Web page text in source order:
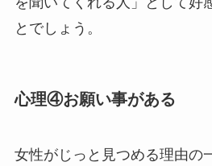
とでしょう。
心理④お願い事がある
女性がじっと見つめる理由の